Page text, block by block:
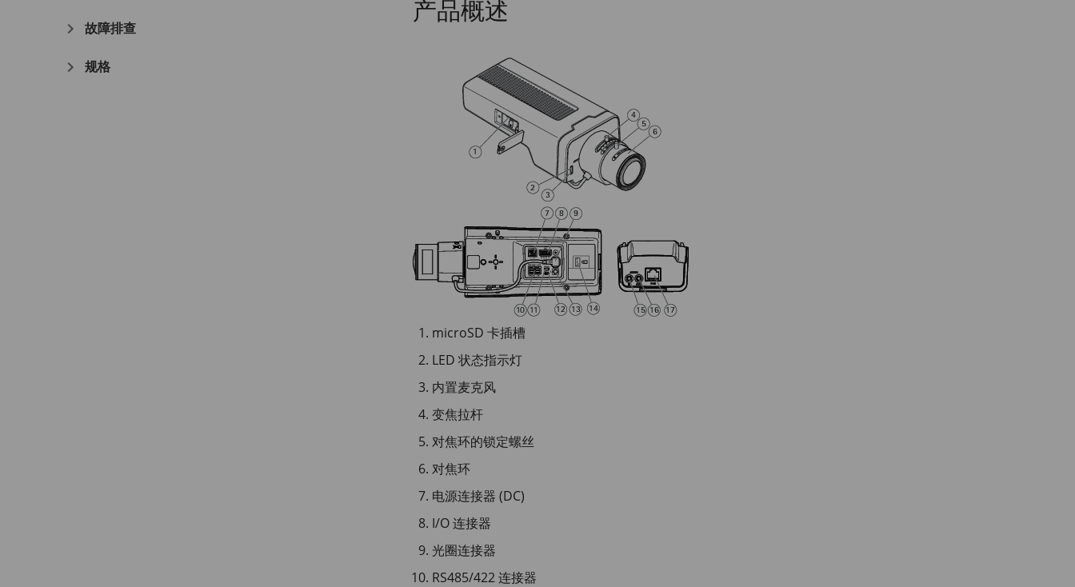
故障排查
规格
产品概述
microSD 卡插槽
LED 状态指示灯
内置麦克风
变焦拉杆
对焦环的锁定螺丝
对焦环
电源连接器 (DC)
I/O 连接器
光圈连接器
RS485/422 连接器